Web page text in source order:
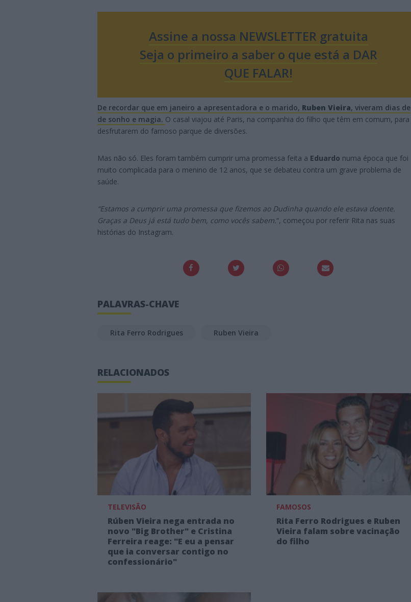
Assine a nossa NEWSLETTER gratuita
Seja o primeiro a saber o que está a DAR
QUE FALAR!
De recordar que em janeiro a apresentadora e o marido, Ruben Vieira, viveram dias de
de sonho e magia. O casal viajou até Paris, na companhia do filho que têm em comum, para
desfrutarem do famoso parque de diversões.
Mas não só. Eles foram também cumprir uma promessa feita a Eduardo numa época que foi
muito complicada para o menino de 12 anos, que se debateu contra um grave problema de
saúde.
“Estamos a cumprir uma promessa que fizemos ao Dudinha quando ele estava doente.
Graças a Deus já está tudo bem, como vocês sabem. “, começou por referir Rita nas suas
histórias do Instagram.
PALAVRAS-CHAVE
Rita Ferro Rodrigues Ruben Vieira
RELACIONADOS
TELEVISÃO
Rúben Vieira nega entrada no
novo "Big Brother" e Cristina
Ferreira reage: "E eu a pensar
que ia conversar contigo no
confessionário"
FAMOSOS
Rita Ferro Rodrigues e Ruben
Vieira falam sobre vacinação
do filho